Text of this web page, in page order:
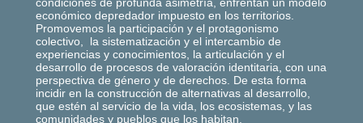
condiciones de profunda asimetría, enfrentan un modelo
económico depredador impuesto en los territorios.
Promovemos la participación y el protagonismo
colectivo, la sistematización y el intercambio de
experiencias y conocimientos, la articulación y el
desarrollo de procesos de valoración identitaria, con una
perspectiva de género y de derechos. De esta forma
incidir en la construcción de alternativas al desarrollo,
que estén al servicio de la vida, los ecosistemas, y las
comunidades y pueblos que los habitan.